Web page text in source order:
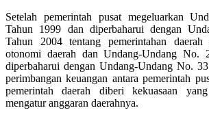
Setelah pemerintah pusat megeluarkan
Tahun 1999 dan diperbaharui dengan
Tahun 2004 tentang pemerintahan
otonomi daerah dan Undang-Undang No.
diperbaharui dengan Undang-Undang No.
perimbangan keuangan antara pemerintah
pemerintah daerah diberi kekuasaan
mengatur anggaran daerahnya.